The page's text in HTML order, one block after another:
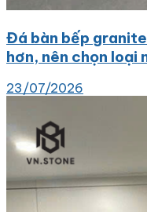
Đá bàn bếp
hơn, nên chọn loại
23/07/2026